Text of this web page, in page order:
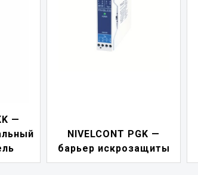
—
индикатор токовой
петли